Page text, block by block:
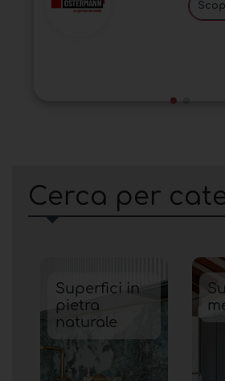
Cerca per
Superfici in
pietra
naturale